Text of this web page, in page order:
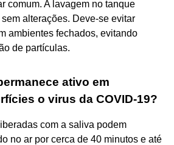
comum. A lavagem no tanque
alterações. Deve-se evitar
ambientes fechados, evitando
de partículas.
ativo em
o virus da COVID-19?
com a saliva podem
no ar por cerca de 40 minutos e até